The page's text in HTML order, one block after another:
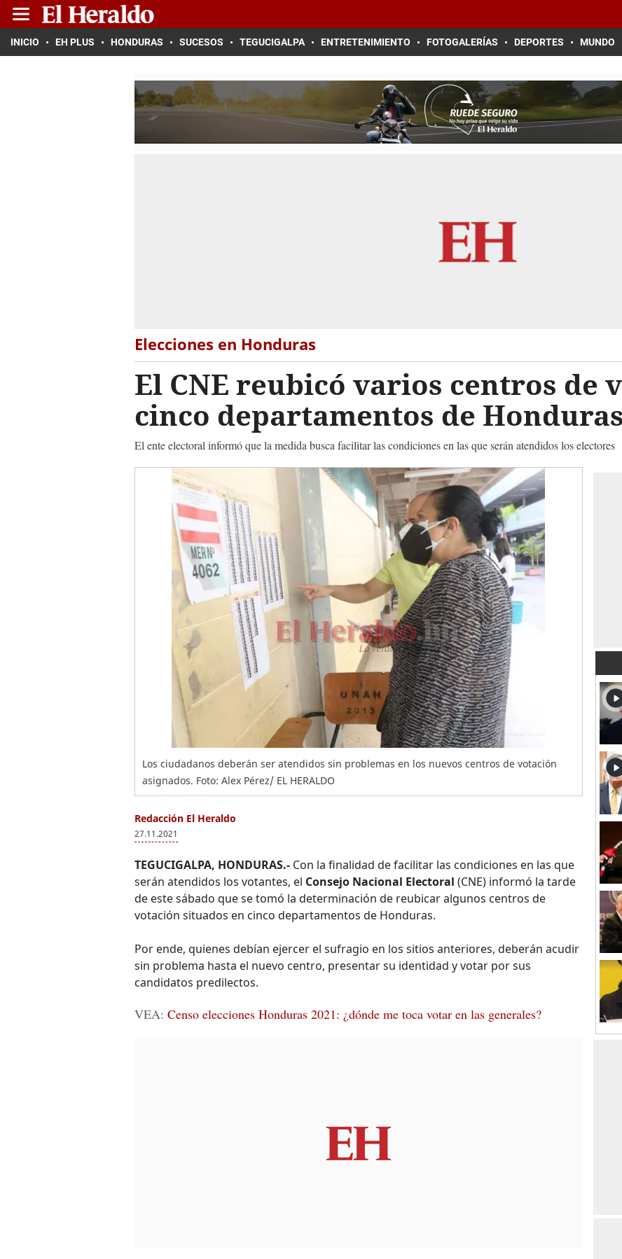
INICIO EH PLUS HONDURAS SUCESOS TEGUCIGALPA ENTRETENIMIENTO FOTOGALERÍAS DEPORTES MUNDO
Elecciones en Honduras
El CNE reubicó varios centros de
cinco departamentos de Honduras
El ente electoral informó que la medida busca facilitar las condiciones en las que serán atendidos los electores
Los ciudadanos deberán ser atendidos sin problemas en los nuevos centros de votación
asignados. Foto: Alex Pérez/ EL HERALDO
Redacción El Heraldo
27.11.2021
TEGUCIGALPA, HONDURAS.- Con la finalidad de facilitar las condiciones en las que
serán atendidos los votantes, el Consejo Nacional Electoral (CNE) informó la tarde
de este sábado que se tomó la determinación de reubicar algunos centros de
votación situados en cinco departamentos de Honduras.
Por ende, quienes debían ejercer el sufragio en los sitios anteriores, deberán acudir
sin problema hasta el nuevo centro, presentar su identidad y votar por sus
candidatos predilectos.
VEA: Censo elecciones Honduras 2021: ¿dónde me toca votar en las generales?